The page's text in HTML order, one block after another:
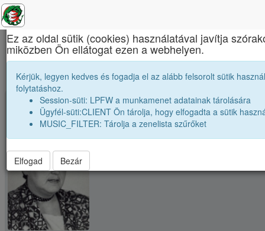
Báthory István Elméleti Líceum
1992 12B osztály módosítása
Osztály: 1992 12B
×
Ez az oldal sütik (cookies) használatával javítja
miközben Ön ellátogat ezen a webhelyen.
Kérjük, legyen kedves és fogadja el az alább felsorolt sütik
folytatáshoz.
Session-süti: LPFW a munkamenet adatainak tárolására
Ügyfél-süti:CLIENT Ön tárolja, hogy elfogadta a sütik
MUSIC_FILTER: Tárolja a zenelista szűrőket
Elfogad Bezár